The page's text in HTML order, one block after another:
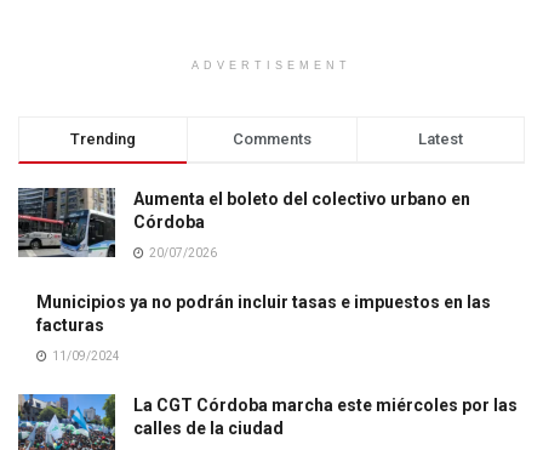
ADVERTISEMENT
Trending Comments Latest
Aumenta el boleto del colectivo urbano en
Córdoba
20/07/2026
Municipios ya no podrán incluir tasas e impuestos en las
facturas
11/09/2024
La CGT Córdoba marcha este miércoles por las
calles de la ciudad